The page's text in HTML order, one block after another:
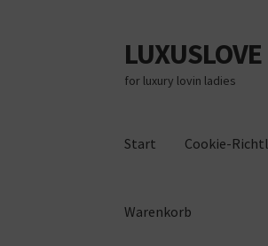
Zur
Navigation
springen
Zum
Inhalt
springen
LUXUSLOVE
for luxury lovin ladies
Start Cookie-
Warenkorb